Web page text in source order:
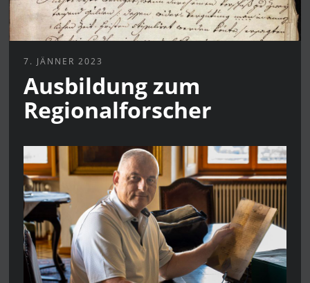
7. JÄNNER 2023
Ausbildung zum
Regionalforscher